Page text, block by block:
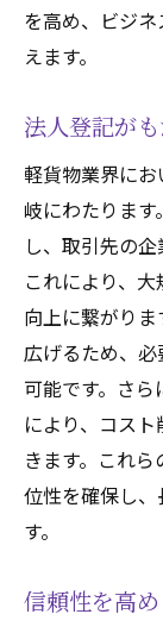
を高め、ビジ
えます。
法人登記が
軽貨物業界に
岐にわたりま
し、取引先の
これにより、
向上に繋がり
広げるため、
可能です。さ
により、コス
きます。これ
位性を確保し
す。
信頼性を高